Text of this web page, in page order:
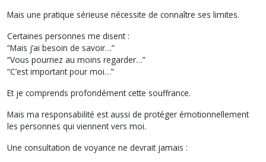
Mais une pratique sérieuse nécessite de connaître ses limites.
Certaines personnes me disent :
“Mais j’ai besoin de savoir…”
“Vous pourriez au moins regarder…”
“C’est important pour moi…”
Et je comprends profondément cette souffrance.
Mais ma responsabilité est aussi de protéger émotionnellement
les personnes qui viennent vers moi.
Une consultation de voyance ne devrait jamais :